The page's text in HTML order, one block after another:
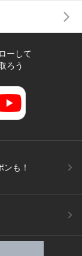
ーして
ろう
も！